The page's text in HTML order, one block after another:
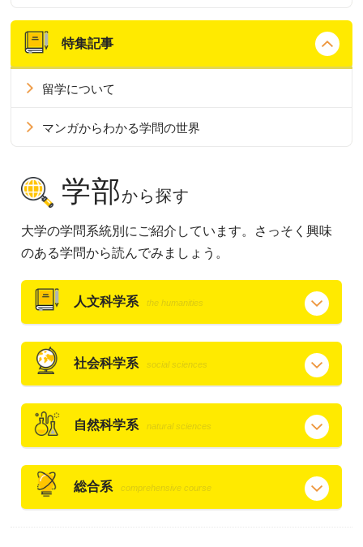
特集記事
留学について
マンガからわかる学問の世界
学部から探す
大学の学問系統別にご紹介しています。さっそく興味
のある学問から読んでみましょう。
人文科学系 the humanities
社会科学系 social sciences
自然科学系 natural sciences
総合系 comprehensive course